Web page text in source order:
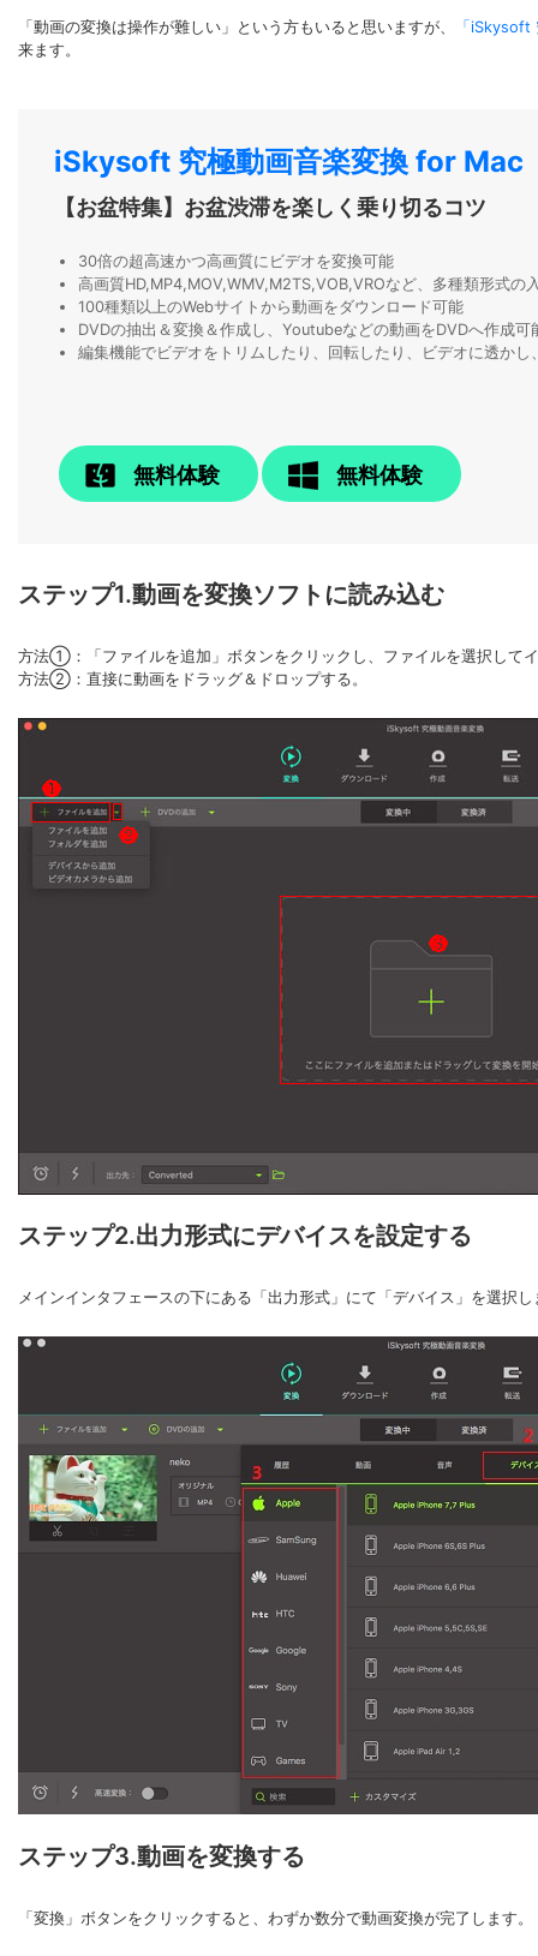
「動画の変換は操作が難しい」という方もいると思いますが、
「iSkysoft
来ます。
iSkysoft 究極動画音楽変換 for Mac
【お盆特集】お盆渋滞を楽しく乗り切るコツ
30倍の超高速かつ高画質にビデオを変換可能
高画質HD,MP4,MOV,WMV,M2TS,VOB,VROなど、多種類形式の
100種類以上のWebサイトから動画をダウンロード可能
DVDの抽出＆変換＆作成し、Youtubeなどの動画をDVDへ作成可
編集機能でビデオをトリムしたり、回転したり、ビデオに透か
無料体験 無料体験
ステップ1.動画を変換ソフトに読み込む
方法①：「ファイルを追加」ボタンをクリックし、ファイルを選択して
方法②：直接に動画をドラッグ＆ドロップする。
ステップ2.出力形式にデバイスを設定する
メインインタフェースの下にある「出力形式」にて「デバイス」を選択
ステップ3.動画を変換する
「変換」ボタンをクリックすると、わずか数分で動画変換が完了します。